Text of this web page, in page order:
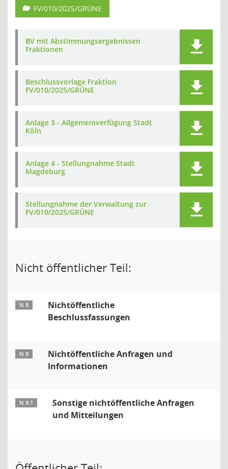
FV/010/2025/GRÜNE
BV mit Abstimmungsergebnissen
Fraktionen
Beschlussvorlage Fraktion
FV/010/2025/GRÜNE
Anlage 3 - Allgemeinverfügung Stadt
Köln
Anlage 4 - Stellungnahme Stadt
Magdeburg
Stellungnahme der Verwaltung zur
FV/010/2025/GRÜNE
Nicht öffentlicher Teil:
N 8
Nichtöffentliche
Beschlussfassungen
N 9
Nichtöffentliche Anfragen und
Informationen
N 9.1
Sonstige nichtöffentliche Anfragen
und Mitteilungen